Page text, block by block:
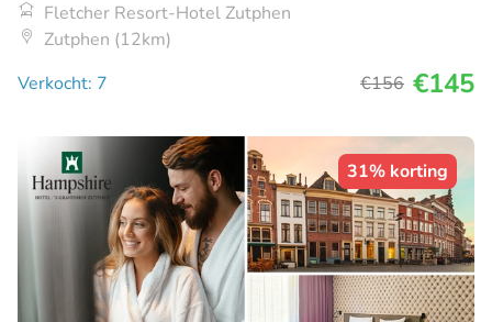
Fletcher Resort-Hotel Zutphen
Zutphen (12km)
Verkocht: 7
€156 €145
31% korting